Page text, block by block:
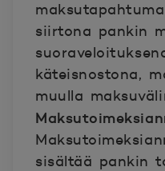
siirtona pankin
käteisnostona,
muulla
sisältää pankin